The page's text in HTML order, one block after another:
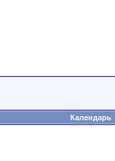
Календарь